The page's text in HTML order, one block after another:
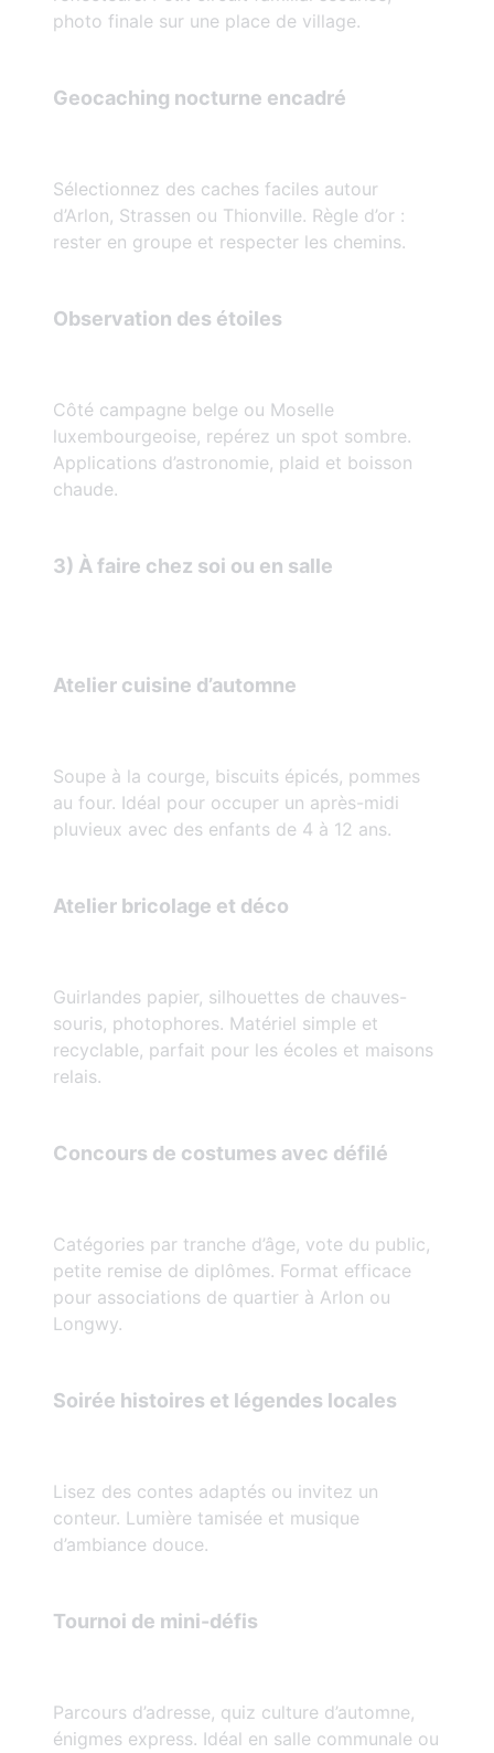
photo finale sur une place de village.
Geocaching nocturne encadré
Sélectionnez des caches faciles autour
d’Arlon, Strassen ou Thionville. Règle d’or :
rester en groupe et respecter les chemins.
Observation des étoiles
Côté campagne belge ou Moselle
luxembourgeoise, repérez un spot sombre.
Applications d’astronomie, plaid et boisson
chaude.
3) À faire chez soi ou en salle
Atelier cuisine d’automne
Soupe à la courge, biscuits épicés, pommes
au four. Idéal pour occuper un après-midi
pluvieux avec des enfants de 4 à 12 ans.
Atelier bricolage et déco
Guirlandes papier, silhouettes de chauves-
souris, photophores. Matériel simple et
recyclable, parfait pour les écoles et maisons
relais.
Concours de costumes avec défilé
Catégories par tranche d’âge, vote du public,
petite remise de diplômes. Format efficace
pour associations de quartier à Arlon ou
Longwy.
Soirée histoires et légendes locales
Lisez des contes adaptés ou invitez un
conteur. Lumière tamisée et musique
d’ambiance douce.
Tournoi de mini-défis
Parcours d’adresse, quiz culture d’automne,
énigmes express. Idéal en salle communale ou